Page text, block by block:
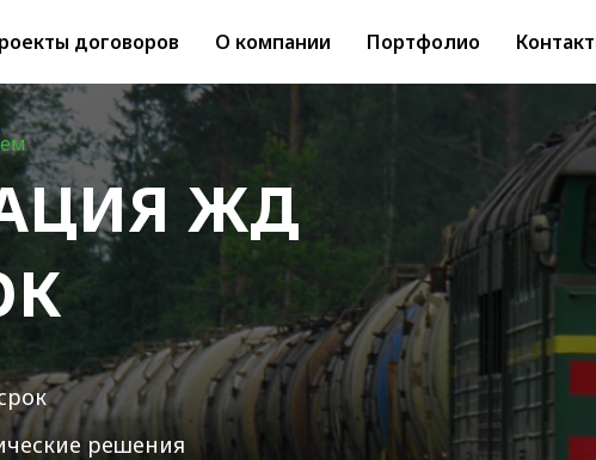
договоров О компании Портфолио
ЖД
решения